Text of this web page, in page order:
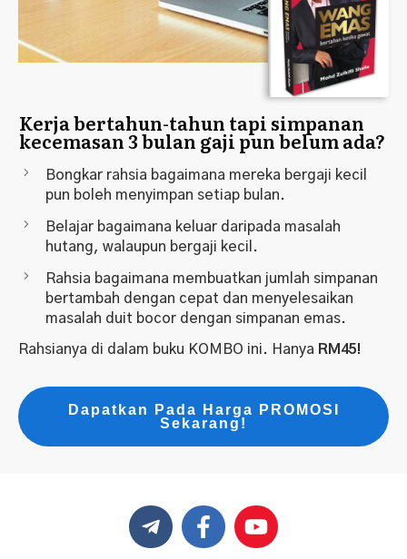
Kerja bertahun-tahun tapi simpanan
kecemasan 3 bulan gaji pun belum ada?
Bongkar rahsia bagaimana mereka bergaji kecil
pun boleh menyimpan setiap bulan.
Belajar bagaimana keluar daripada masalah
hutang, walaupun bergaji kecil.
Rahsia bagaimana membuatkan jumlah simpanan
bertambah dengan cepat dan menyelesaikan
masalah duit bocor dengan simpanan emas.
Rahsianya di dalam buku KOMBO ini. Hanya RM45!
Dapatkan Pada Harga PROMOSI
Sekarang!